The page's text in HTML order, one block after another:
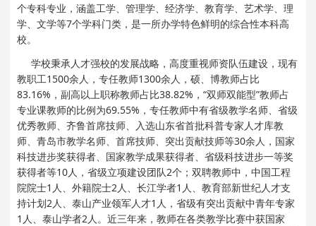
个专科专业，涵盖工学、管理学、经济学、教育学、艺术学、理
学、文学等7个学科门类，是一所办学特色鲜明的综合性本科高
校。
学校秉承人才强校的发展战略，高度重视师资队伍建设，现有
教职工1500余人，专任教师1300余人，硕、博教师占比
83.16%，副高以上职称教师占比38.82%，“双师双能型”教师占
专业课教师的比例为69.55%，专任教师中有省级教学名师、省级
优秀教师、齐鲁首席技师、入选山东省首批科普专家人才库教
师、青岛市教学名师、首席技师、突出贡献技师等30余人，国家
科技进步奖获得者、国家教学成果获得者、省级科技进步一等奖
获得者等10人，省级立项建设团队2个；双聘教师中，中国工程
院院士1人、外籍院士2人、长江学者1人、教育部新世纪人才支
持计划2人、泰山产业领军人才1人，省级有突出贡献中青年专家
1人、泰山学者2人。近三年来，教师在各类教学比赛中获国家